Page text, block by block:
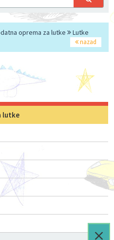
oprema za lutke
Lutke
nazad
lutke